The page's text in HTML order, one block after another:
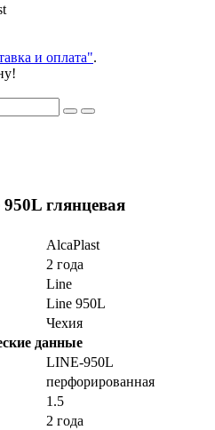
и оплата".
глянцевая
AlcaPlast
2 года
Line
Line 950L
Чехия
данные
LINE-950L
перфорированная
1.5
2 года